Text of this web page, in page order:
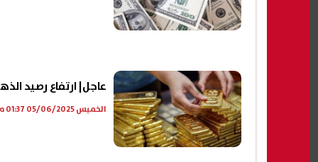
عاجل| ارتفاع رصيد الذهب لدى
الخميس 05/06/2025 01:37 م